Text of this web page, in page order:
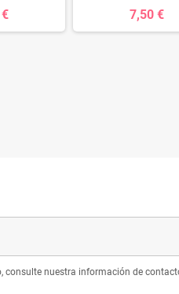
7,50 €
consulte nuestra información de